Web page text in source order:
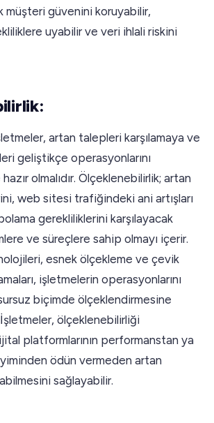
müşteri güvenini koruyabilir,
uyabilir ve veri ihlali riskini
artan talepleri karşılamaya ve
geliştikçe operasyonlarını
olmalıdır. Ölçeklenebilirlik; artan
web sitesi trafiğindeki ani artışları
gerekliliklerini karşılayacak
ve süreçlere sahip olmayı içerir.
esnek ölçekleme ve çevik
işletmelerin operasyonlarını
biçimde ölçeklendirmesine
İşletmeler, ölçeklenebilirliği
platformlarının performanstan ya
ödün vermeden artan
sağlayabilir.